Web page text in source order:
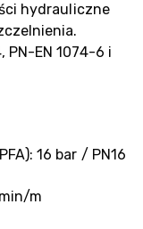
hydrauliczne
PN-EN 1074-6 i
16 bar / PN16
m